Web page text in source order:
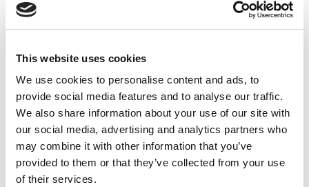
This website uses cookies
We use cookies to personalise content and ads, to
provide social media features and to analyse our traffic.
We also share information about your use of our site with
our social media, advertising and analytics partners who
may combine it with other information that you’ve
provided to them or that they’ve collected from your use
of their services.
allocations d’insertion
« Nous limitons le stage d’attente à 156 jours après
l’obtention du diplôme [...]. Cette allocation d’insertion doit
être demandée avant que la personne n’atteigne l’âge de
25 ans. Pour ces jeunes, la durée maximale de l’allocation
est d’une année. »
Les allocations d’insertion, ce sont des allocations que
les jeunes qui sortent des études peuvent recevoir